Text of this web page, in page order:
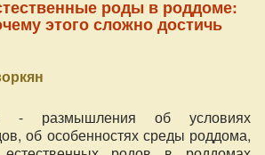
роды в роддоме:
этого сложно достичь
размышления об условиях
об особенностях среды роддома,